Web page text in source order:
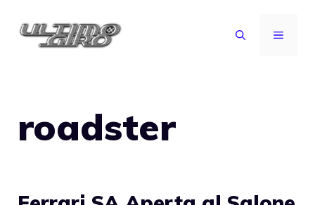
MENU
roadster